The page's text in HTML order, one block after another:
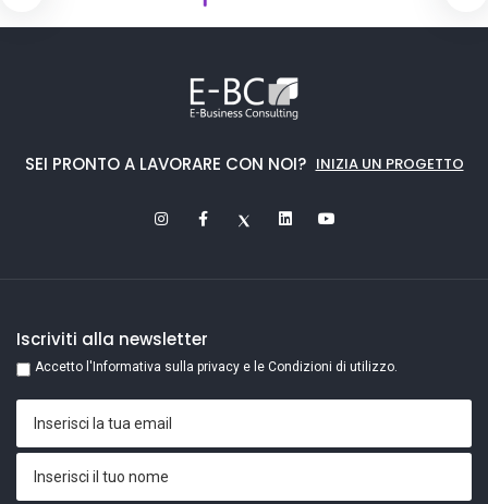
SEI PRONTO A LAVORARE CON NOI? INIZIA UN PROGETTO
Iscriviti alla newsletter
Accetto l'Informativa sulla privacy e le Condizioni di utilizzo.